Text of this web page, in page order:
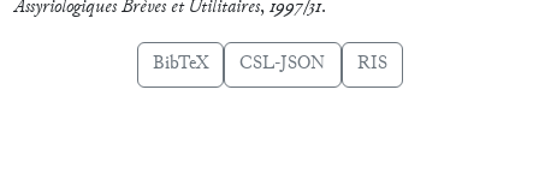
Assyriologiques Brèves et Utilitaires,1997/31.
BibTeX CSL-JSON RIS